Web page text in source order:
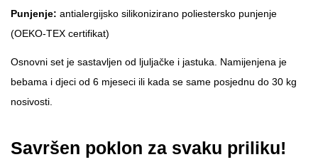
Punjenje: antialergijsko silikonizirano poliestersko punjenje
(OEKO-TEX certifikat)
Osnovni set je sastavljen od ljuljačke i jastuka. Namijenjena je
bebama i djeci od 6 mjeseci ili kada se same posjednu do 30 kg
nosivosti.
Savršen poklon za svaku priliku!